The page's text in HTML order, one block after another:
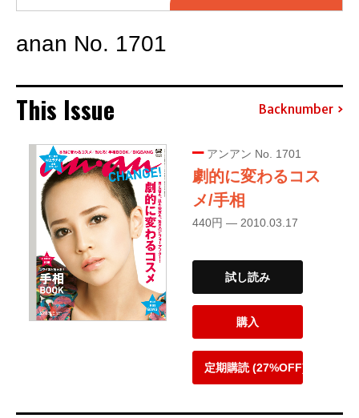
anan No. 1701
This Issue Backnumber
アンアン No. 1701
劇的に変わるコス
メ/手相
440円 — 2010.03.17
試し読み
購入
定期購読 (27%OFF)